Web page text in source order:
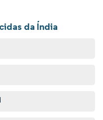
da Índia